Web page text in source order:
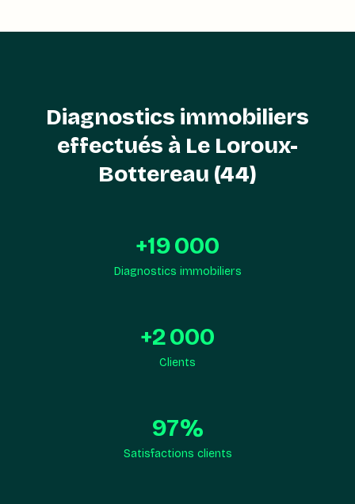
Diagnostics immobiliers
effectués à Le Loroux-
Bottereau (44)
+19 000
Diagnostics immobiliers
+2 000
Clients
97%
Satisfactions clients